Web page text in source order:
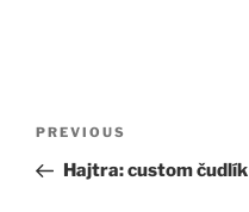
Previous
Post
PREVIOUS
Hajtra: custom čudlík